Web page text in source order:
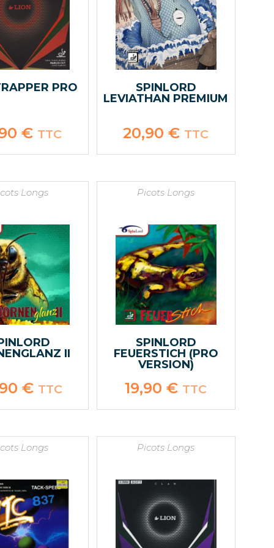
PRO
€ TTC
SPINLORD
LEVIATHAN PREMIUM
20,90€ TTC
Longs
II
€ TTC
Picots Longs
SPINLORD
FEUERSTICH (PRO
VERSION)
19,90€ TTC
Longs Picots Longs